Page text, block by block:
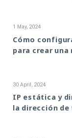
1 May, 2024
Cómo
para crear una
30 April, 2024
IP estática y
la dirección